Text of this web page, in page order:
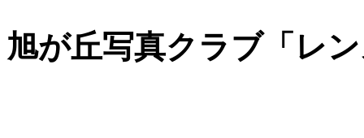
旭が丘写真クラブ「レ